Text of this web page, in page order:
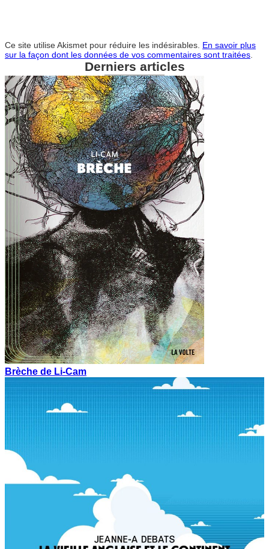
Ce site utilise Akismet pour réduire les indésirables. En savoir plus
sur la façon dont les données de vos commentaires sont traitées
Derniers articles
Brèche de Li-Cam